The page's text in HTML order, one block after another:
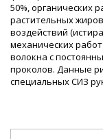
50%, органических
растительных
воздействий
механических
волокна с
проколов. Данные
специальных СИЗ